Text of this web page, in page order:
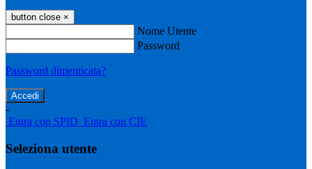
button close ×
Nome Utente
Password
Password dimenticata?
-
Entra con SPID Entra con CIE
Seleziona utente